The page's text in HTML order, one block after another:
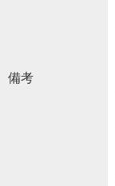
備考